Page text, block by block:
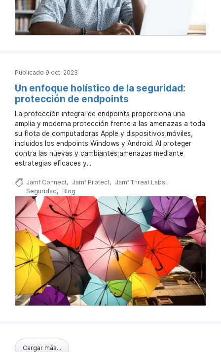
Publicado 9 oct. 2023
Un enfoque holístico de la seguridad:
protección de endpoints
La protección integral de endpoints proporciona una
amplia y moderna protección frente a las amenazas a toda
su flota de computadoras Apple y dispositivos móviles,
incluidos los endpoints Windows y Android. Al proteger
contra las nuevas y cambiantes amenazas mediante
estrategias eficaces y...
Jamf Connect Jamf Protect
Jamf Threat Labs
Seguridad
Blog
Cargar más...